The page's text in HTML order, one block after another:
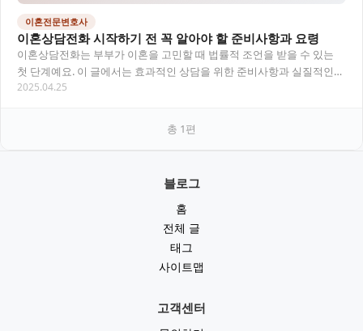
이혼전문변호사
이혼상담전화 시작하기 전 꼭 알아야 할 준비사항과 요령
이혼상담전화는 부부가 이혼을 고민할 때 법률적 조언을 받을 수 있는
첫 단계예요. 이 글에서는 효과적인 상담을 위한 준비사항과 실질적인
도움을 받을 수 있는 상담 요령을 자세히 알…
2025.04.25
총 1편
블로그
홈
전체 글
태그
사이트맵
고객센터